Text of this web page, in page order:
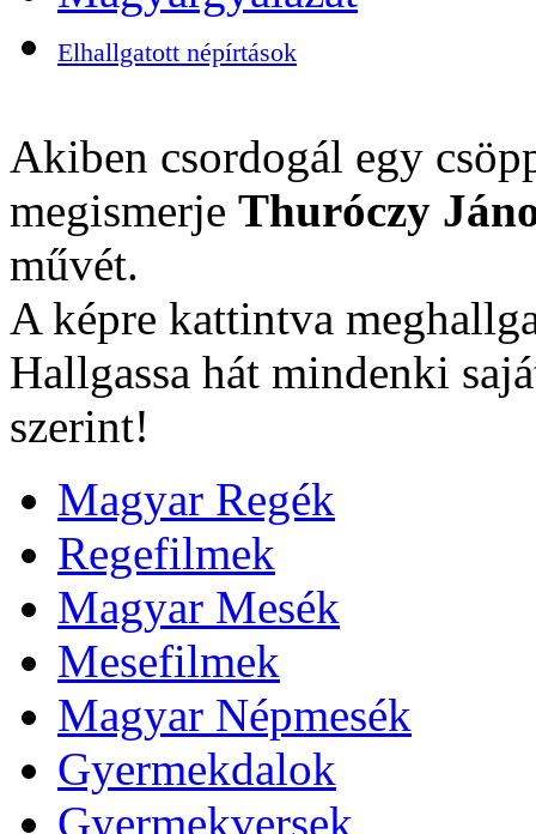
Elhallgatott népírtások
Akiben csordogál egy
megismerje Thuróczy
művét.
A képre kattintva
Hallgassa hát mindenki
szerint!
Magyar Regék
Regefilmek
Magyar Mesék
Mesefilmek
Magyar Népmesék
Gyermekdalok
Gyermekversek